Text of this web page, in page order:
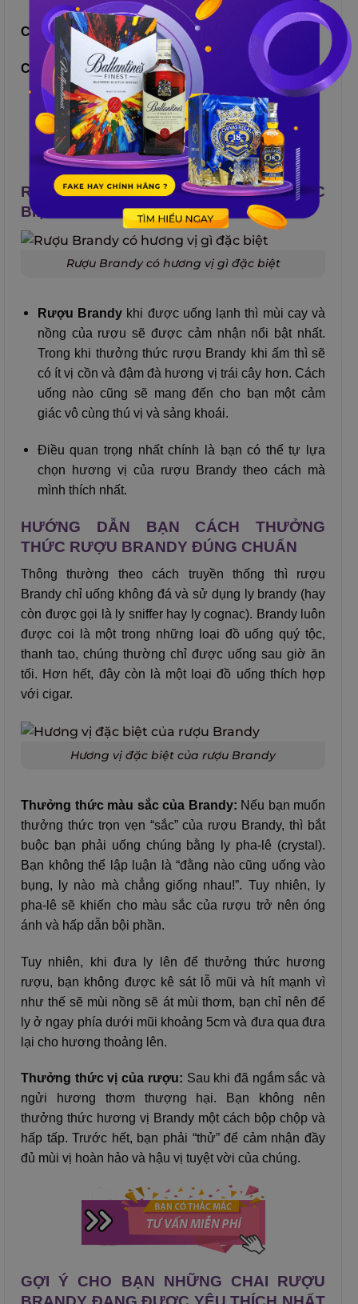
Công đoạn chiết chai, xiết nút.
Công đoạn dán nhãn và hoàn thiện sản phẩm.
RƯỢU BRANDY CÓ HƯƠNG VỊ GÌ ĐẶC
BIỆT?
Rượu Brandy có hương vị gì đặc biệt
Rượu Brandy khi được uống lạnh thì mùi cay và
nồng của rượu sẽ được cảm nhận nổi bật nhất.
Trong khi thưởng thức rượu Brandy khi ấm thì sẽ
có ít vị cồn và đậm đà hương vị trái cây hơn. Cách
uống nào cũng sẽ mang đến cho bạn một cảm
giác vô cùng thú vị và sảng khoái.
Điều quan trọng nhất chính là bạn có thể tự lựa
chọn hương vị của rượu Brandy theo cách mà
mình thích nhất.
HƯỚNG DẪN BẠN CÁCH THƯỞNG
THỨC RƯỢU BRANDY ĐÚNG CHUẨN
Thông thường theo cách truyền thống thì rượu
Brandy chỉ uống không đá và sử dụng ly brandy (hay
còn được gọi là ly sniffer hay ly cognac). Brandy luôn
được coi là một trong những loại đồ uống quý tộc,
thanh tao, chúng thường chỉ được uống sau giờ ăn
tối. Hơn hết, đây còn là một loại đồ uống thích hợp
với cigar.
Hương vị đặc biệt của rượu Brandy
Thưởng thức màu sắc của Brandy: Nếu bạn muốn
thưởng thức trọn vẹn “sắc” của rượu Brandy, thì bắt
buộc bạn phải uống chúng bằng ly pha-lê (crystal).
Bạn không thể lập luận là “đằng nào cũng uống vào
bụng, ly nào mà chẳng giống nhau!”. Tuy nhiên, ly
pha-lê sẽ khiến cho màu sắc của rượu trở nên óng
ánh và hấp dẫn bội phần.
Tuy nhiên, khi đưa ly lên để thưởng thức hương
rượu, bạn không được kê sát lỗ mũi và hít mạnh vì
như thế sẽ mùi nồng sẽ át mùi thơm, bạn chỉ nên để
ly ở ngay phía dưới mũi khoảng 5cm và đưa qua đưa
lại cho hương thoảng lên.
Thưởng thức vị của rượu: Sau khi đã ngắm sắc và
ngửi hương thơm thượng hại. Bạn không nên
thưởng thức hương vị Brandy một cách bộp chộp và
hấp tấp. Trước hết, bạn phải “thử” để cảm nhận đầy
đủ mùi vị hoàn hảo và hậu vị tuyệt vời của chúng.
GỢI Ý CHO BẠN NHỮNG CHAI RƯỢU